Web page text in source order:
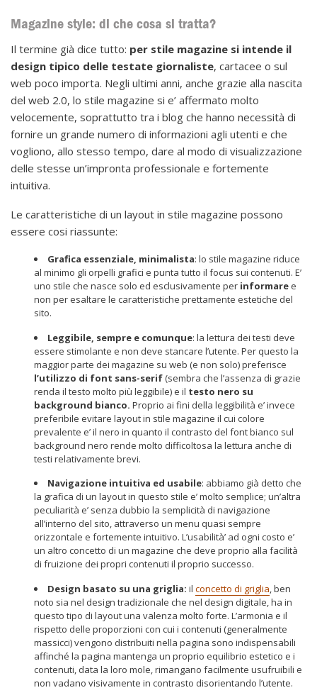
Magazine style: di che cosa si tratta?
Il termine già dice tutto: per stile magazine si intende il
design tipico delle testate giornaliste, cartacee o sul
web poco importa. Negli ultimi anni, anche grazie alla nascita
del web 2.0, lo stile magazine si e’ affermato molto
velocemente, soprattutto tra i blog che hanno necessità di
fornire un grande numero di informazioni agli utenti e che
vogliono, allo stesso tempo, dare al modo di visualizzazione
delle stesse un’impronta professionale e fortemente
intuitiva.
Le caratteristiche di un layout in stile magazine possono
essere cosi riassunte:
Grafica essenziale, minimalista: lo stile magazine riduce
al minimo gli orpelli grafici e punta tutto il focus sui contenuti. E’
uno stile che nasce solo ed esclusivamente per informare e
non per esaltare le caratteristiche prettamente estetiche del
sito.
Leggibile, sempre e comunque: la lettura dei testi deve
essere stimolante e non deve stancare l’utente. Per questo la
maggior parte dei magazine su web (e non solo) preferisce
l’utilizzo di font sans-serif(sembra che l’assenza di grazie
renda il testo molto più leggibile) e il testo nero su
background bianco. Proprio ai fini della leggibilità e’ invece
preferibile evitare layout in stile magazine il cui colore
prevalente e’ il nero in quanto il contrasto del font bianco sul
background nero rende molto difficoltosa la lettura anche di
testi relativamente brevi.
Navigazione intuitiva ed usabile: abbiamo già detto che
la grafica di un layout in questo stile e’ molto semplice; un’altra
peculiarità e’ senza dubbio la semplicità di navigazione
all’interno del sito, attraverso un menu quasi sempre
orizzontale e fortemente intuitivo. L’usabilità’ ad ogni costo e’
un altro concetto di un magazine che deve proprio alla facilità
di fruizione dei propri contenuti il proprio successo.
Design basato su una griglia: il concetto di griglia, ben
noto sia nel design tradizionale che nel design digitale, ha in
questo tipo di layout una valenza molto forte. L’armonia e il
rispetto delle proporzioni con cui i contenuti (generalmente
massicci) vengono distribuiti nella pagina sono indispensabili
affinché la pagina mantenga un proprio equilibrio estetico e i
contenuti, data la loro mole, rimangano facilmente usufruibili e
non vadano visivamente in contrasto disorientando l’utente.